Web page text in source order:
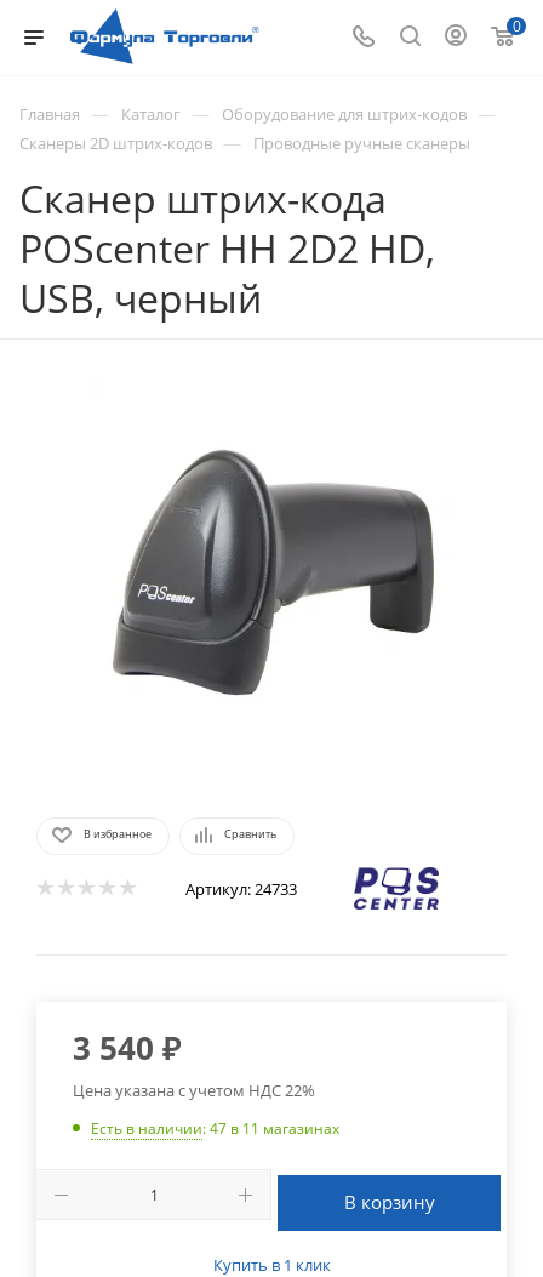
0
Главная — Каталог — Оборудование для штрих-кодов —
Сканеры 2D штрих-кодов — Проводные ручные сканеры
Сканер штрих-кода
POScenter HH 2D2 HD,
USB, черный
В избранное Сравнить
Артикул:24733
3 540 ₽
Цена указана с учетом НДС 22%
Есть в наличии: 47 в 11 магазинах
В корзину
Купить в 1 клик